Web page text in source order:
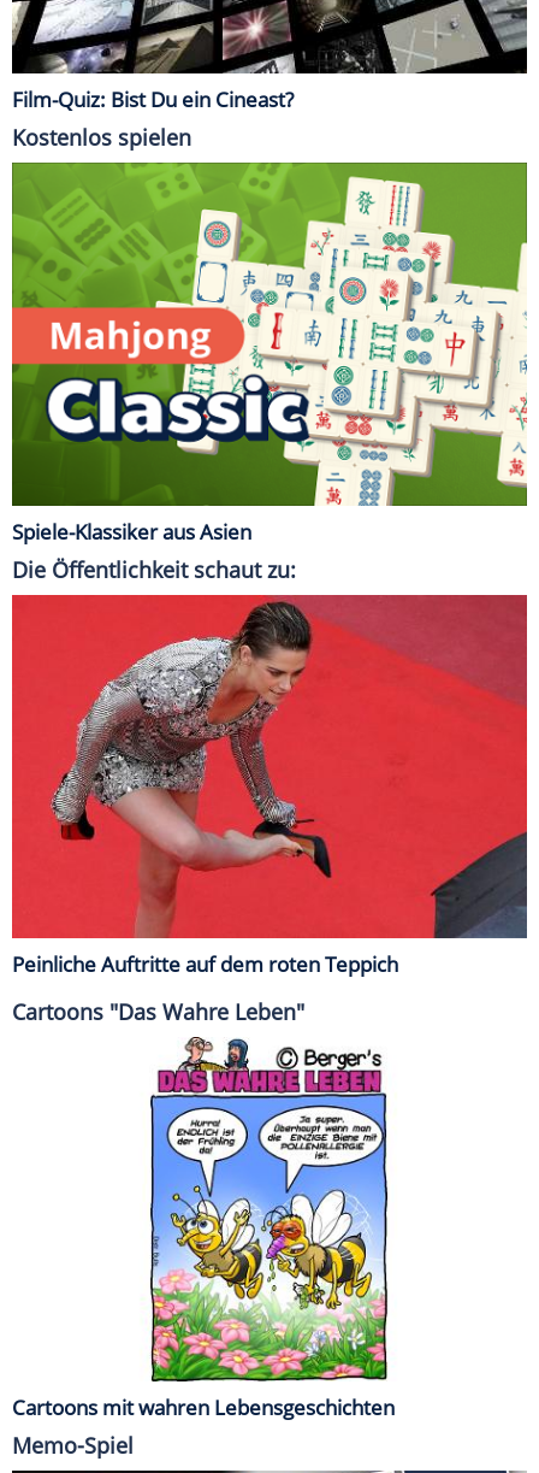
Film-Quiz: Bist Du ein Cineast?
Kostenlos spielen
Spiele-Klassiker aus Asien
Die Öffentlichkeit schaut zu:
Peinliche Auftritte auf dem roten Teppich
Cartoons "Das Wahre Leben"
Cartoons mit wahren Lebensgeschichten
Memo-Spiel